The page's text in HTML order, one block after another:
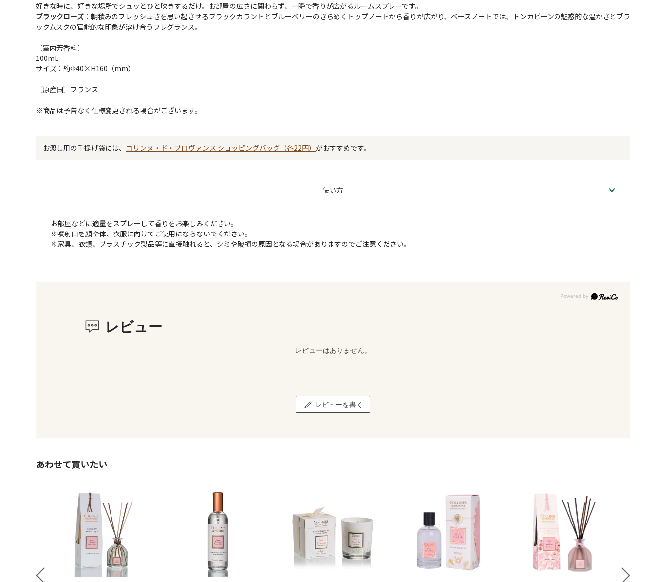
好きな時に、好きな場所でシュッとひと吹きするだけ。お部屋の広さに関わらず、一瞬で香りが広がるルームスプレーです。
ブラックローズ ：朝積みのフレッシュさを思い起させるブラックカラントとブルーベリーのきらめくトップノートから香りが広がり、ベースノートでは、トンカビーンの魅惑的な温かさとブラ
ックムスクの官能的な印象が溶け合うフレグランス。
〔室内芳香料〕
100mL
サイズ：約Φ40×H160（mm）
〔原産国〕フランス
※商品は予告なく仕様変更される場合がございます。
お渡し用の手提げ袋には、 コリンヌ・ド・プロヴァンス ショッピングバッグ（各22円） がおすすめです。
使い方
お部屋などに適量をスプレーして香りをお楽しみください。
※噴射口を顔や体、衣服に向けてご使用にならないでください。
※家具、衣類、プラスチック製品等に直接触れると、シミや破損の原因となる場合がありますのでご注意ください。
レビュー
レビューはありません。
レビューを書く
あわせて買いたい